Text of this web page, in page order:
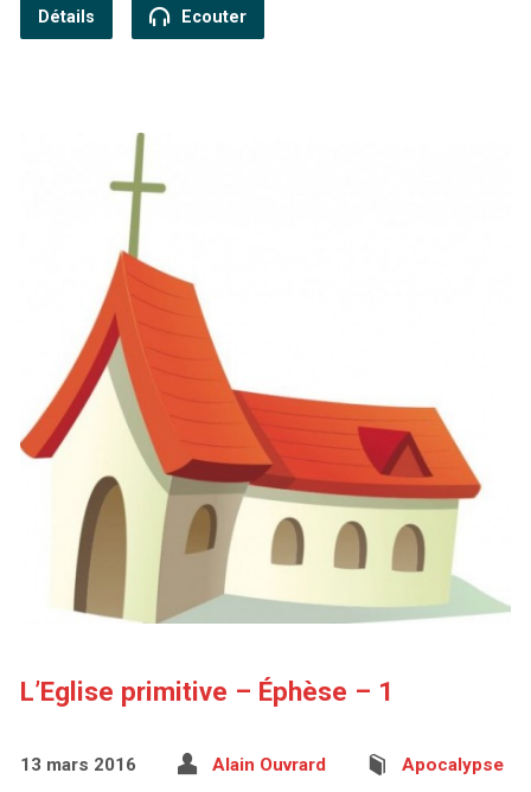
Détails Ecouter
L’Eglise primitive – Éphèse – 1
13 mars 2016 Alain Ouvrard Apocalypse